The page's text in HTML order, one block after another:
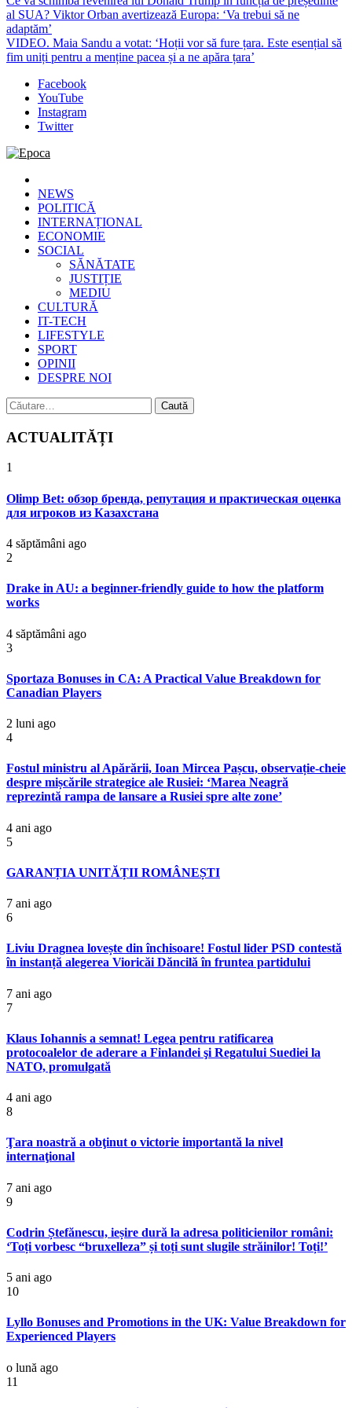
al SUA? Viktor Orban avertizează Europa: ‘Va trebui să ne
adaptăm’
VIDEO. Maia Sandu a votat: ‘Hoții vor să fure țara. Este esențial să
fim uniți pentru a menține pacea și a ne apăra țara’
Facebook
YouTube
Instagram
Twitter
Epoca
Cele mai noi știri online din România
NEWS
POLITICĂ
INTERNAȚIONAL
ECONOMIE
SOCIAL
SĂNĂTATE
JUSTIȚIE
MEDIU
CULTURĂ
IT-TECH
LIFESTYLE
SPORT
OPINII
DESPRE NOI
Caută
după:
ACTUALITĂȚI
1
Olimp Bet: обзор бренда, репутация и практическая оценка
для игроков из Казахстана
4 săptămâni ago
2
Drake in AU: a beginner-friendly guide to how the platform
works
4 săptămâni ago
3
Sportaza Bonuses in CA: A Practical Value Breakdown for
Canadian Players
2 luni ago
4
Fostul ministru al Apărării, Ioan Mircea Pașcu, observație-cheie
despre mișcările strategice ale Rusiei: ‘Marea Neagră
reprezintă rampa de lansare a Rusiei spre alte zone’
4 ani ago
5
GARANȚIA UNITĂȚII ROMÂNEȘTI
7 ani ago
6
Liviu Dragnea lovește din închisoare! Fostul lider PSD contestă
în instanță alegerea Vioricăi Dăncilă în fruntea partidului
7 ani ago
7
Klaus Iohannis a semnat! Legea pentru ratificarea
protocoalelor de aderare a Finlandei şi Regatului Suediei la
NATO, promulgată
4 ani ago
8
Ţara noastră a obţinut o victorie importantă la nivel
internaţional
7 ani ago
9
Codrin Ștefănescu, ieșire dură la adresa politicienilor români:
‘Toți vorbesc “bruxelleza” și toți sunt slugile străinilor! Toți!’
5 ani ago
10
Lyllo Bonuses and Promotions in the UK: Value Breakdown for
Experienced Players
o lună ago
11